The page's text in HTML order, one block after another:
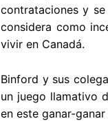
contrataciones y
considera como
vivir en Canadá.
Binford y sus
un juego llamativo
en este ganar-